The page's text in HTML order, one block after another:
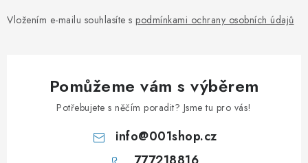
Vložením e-mailu souhlasíte s podmínkami ochrany osobních údajů
Pomůžeme vám s výběrem
Potřebujete s něčím poradit? Jsme tu pro vás!
info@001shop.cz